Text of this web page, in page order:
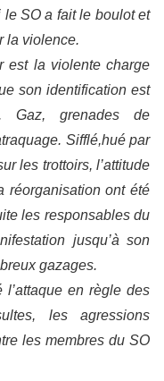
SO a fait le boulot et
la violence.
est la violente charge
son identification est
Gaz, grenades de
Sifflé,hué par
les trottoirs, l’attitude
réorganisation ont été
les responsables du
jusqu’à son
gazages.
l’attaque en règle des
les agressions
les membres du SO